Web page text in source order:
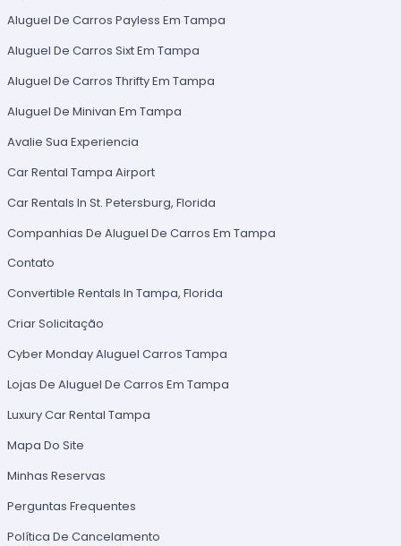
Aluguel De Carros Payless Em Tampa
Aluguel De Carros Sixt Em Tampa
Aluguel De Carros Thrifty Em Tampa
Aluguel De Minivan Em Tampa
Avalie Sua Experiencia
Car Rental Tampa Airport
Car Rentals In St. Petersburg, Florida
Companhias De Aluguel De Carros Em Tampa
Contato
Convertible Rentals In Tampa, Florida
Criar Solicitação
Cyber Monday Aluguel Carros Tampa
Lojas De Aluguel De Carros Em Tampa
Luxury Car Rental Tampa
Mapa Do Site
Minhas Reservas
Perguntas Frequentes
Política De Cancelamento